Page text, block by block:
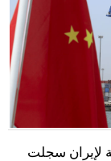
لإيران سجلت